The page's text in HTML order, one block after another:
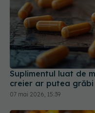
Suplimentul luat de
creier ar putea
07 mai 2026, 15:39